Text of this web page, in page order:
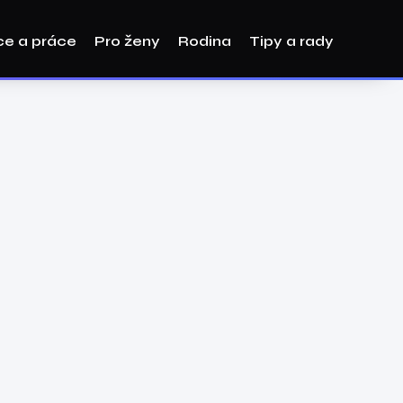
a práce Pro ženy Rodina Tipy a rady